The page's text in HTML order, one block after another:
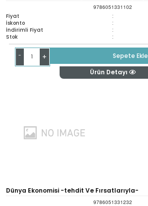
9786051331102
Fiyat :
İskonto :
İndirimli Fiyat :
Stok :
- +
Sepete Ekle
Ürün Detayı
Dünya Ekonomisi -tehdit Ve Fırsatlarıyla-
9786051331232